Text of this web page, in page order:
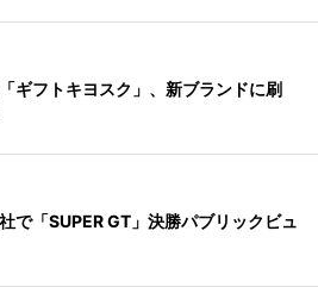
ギフトキヨスク」、新ブランドに刷
で「SUPER GT」決勝パブリックビュ